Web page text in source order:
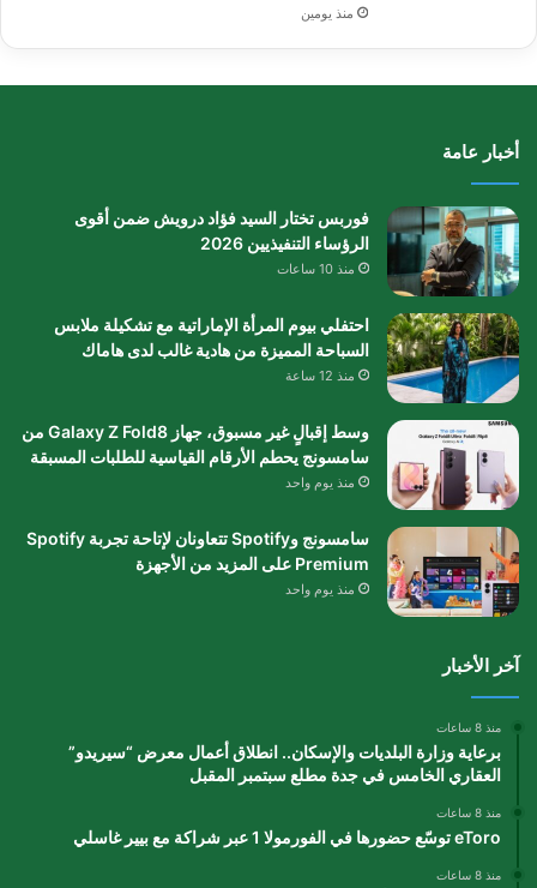
منذ يومين
أخبار عامة
فوربس تختار السيد فؤاد درويش ضمن أقوى
الرؤساء التنفيذيين 2026
منذ 10 ساعات
احتفلي بيوم المرأة الإماراتية مع تشكيلة ملابس
السباحة المميزة من هادية غالب لدى هاماك
منذ 12 ساعة
وسط إقبالٍ غير مسبوق، جهاز Galaxy Z Fold8 من
سامسونج يحطم الأرقام القياسية للطلبات المسبقة
منذ يوم واحد
سامسونج وSpotify تتعاونان لإتاحة تجربة Spotify
Premium على المزيد من الأجهزة
منذ يوم واحد
آخر الأخبار
منذ 8 ساعات
برعاية وزارة البلديات والإسكان.. انطلاق أعمال معرض “سيريدو”
العقاري الخامس في جدة مطلع سبتمبر المقبل
منذ 8 ساعات
eToro توسّع حضورها في الفورمولا 1 عبر شراكة مع بيير غاسلي
منذ 8 ساعات